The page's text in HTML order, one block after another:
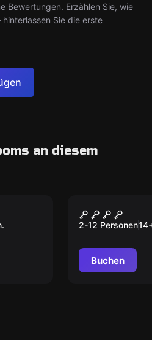
Bewertungen. Erzählen Sie, wie
Sie die erste
an diesem
Illuminati
2-12 Personen14
Buchen